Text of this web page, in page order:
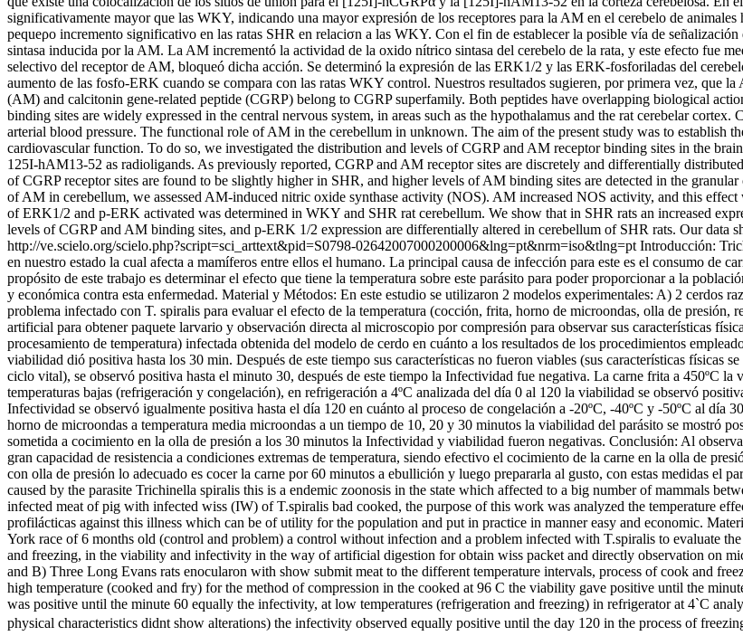
significativamente mayor que las WKY, indicando una mayor expresión de los receptores para la AM en el cerebelo de
pequeρo incremento significativo en las ratas SHR en relaciσn a las WKY. Con el fin de establecer la posible vía de
sintasa inducida por la AM. La AM incrementó la actividad de la oxido nítrico sintasa del cerebelo de la rata, y este efecto fue
selectivo del receptor de AM, bloqueó dicha acción. Se determinó la expresión de las ERK1/2 y las ERK-fosforiladas del
aumento de las fosfo-ERK cuando se compara con las ratas WKY control. Nuestros resultados sugieren, por primera vez, que
(AM) and calcitonin gene-related peptide (CGRP) belong to CGRP superfamily. Both peptides have overlapping biological
binding sites are widely expressed in the central nervous system, in areas such as the hypothalamus and the rat cerebelar
arterial blood pressure. The functional role of AM in the cerebellum in unknown. The aim of the present study was to establish
cardiovascular function. To do so, we investigated the distribution and levels of CGRP and AM receptor binding sites in the
125I-hAM13-52 as radioligands. As previously reported, CGRP and AM receptor sites are discretely and differentially
of CGRP receptor sites are found to be slightly higher in SHR, and higher levels of AM binding sites are detected in the
of AM in cerebellum, we assessed AM-induced nitric oxide synthase activity (NOS). AM increased NOS activity, and this
of ERK1/2 and p-ERK activated was determined in WKY and SHR rat cerebellum. We show that in SHR rats an increased
levels of CGRP and AM binding sites, and p-ERK 1/2 expression are differentially altered in cerebellum of SHR rats. Our data
http://ve.scielo.org/scielo.php?script=sci_arttext&pid=S0798-02642007000200006&lng=pt&nrm=iso&tlng=pt Introducción:
en nuestro estado la cual afecta a mamíferos entre ellos el humano. La principal causa de infección para este es el consumo de
propósito de este trabajo es determinar el efecto que tiene la temperatura sobre este parásito para poder proporcionar a la
y económica contra esta enfermedad. Material y Métodos: En este estudio se utilizaron 2 modelos experimentales: A) 2 cerdos
problema infectado con T. spiralis para evaluar el efecto de la temperatura (cocción, frita, horno de microondas, olla de
artificial para obtener paquete larvario y observación directa al microscopio por compresión para observar sus características
procesamiento de temperatura) infectada obtenida del modelo de cerdo en cuánto a los resultados de los procedimientos
viabilidad dió positiva hasta los 30 min. Después de este tiempo sus características no fueron viables (sus características físicas
ciclo vital), se observó positiva hasta el minuto 30, después de este tiempo la Infectividad fue negativa. La carne frita a 450ºC
temperaturas bajas (refrigeración y congelación), en refrigeración a 4ºC analizada del día 0 al 120 la viabilidad se observó
Infectividad se observó igualmente positiva hasta el día 120 en cuánto al proceso de congelación a -20ºC, -40ºC y -50ºC al día
horno de microondas a temperatura media microondas a un tiempo de 10, 20 y 30 minutos la viabilidad del parásito se mostró
sometida a cocimiento en la olla de presión a los 30 minutos la Infectividad y viabilidad fueron negativas. Conclusión: Al
gran capacidad de resistencia a condiciones extremas de temperatura, siendo efectivo el cocimiento de la carne en la olla de
con olla de presión lo adecuado es cocer la carne por 60 minutos a ebullición y luego prepararla al gusto, con estas medidas
caused by the parasite Trichinella spiralis this is a endemic zoonosis in the state which affected to a big number of mammals
infected meat of pig with infected wiss (IW) of T.spiralis bad cooked, the purpose of this work was analyzed the temperature
profilácticas against this illness which can be of utility for the population and put in practice in manner easy and economic.
York race of 6 months old (control and problem) a control without infection and a problem infected with T.spiralis to evaluate
and freezing, in the viability and infectivity in the way of artificial digestion for obtain wiss packet and directly observation on
and B) Three Long Evans rats enocularon with show submit meat to the different temperature intervals, process of cook and
high temperature (cooked and fry) for the method of compression in the cooked at 96 C the viability gave positive until the
was positive until the minute 60 equally the infectivity, at low temperatures (refrigeration and freezing) in refrigerator at 4`C
physical characteristics didnt show alterations) the infectivity observed equally positive until the day 120 in the process of